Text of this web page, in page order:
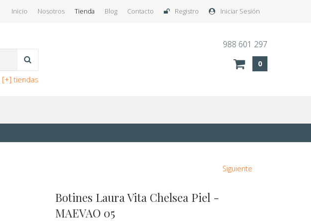
Iniciar Sesión
Registro
Inicio Nosotros Tienda Blog Contacto
988 601 297
0
[+] tiendas
Siguiente
Botines Laura Vita Chelsea Piel -
MAEVAO 05